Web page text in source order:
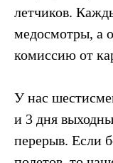
летчиков.
медосмотры, а
комиссию от
У нас
и 3 дня
перерыв. Если